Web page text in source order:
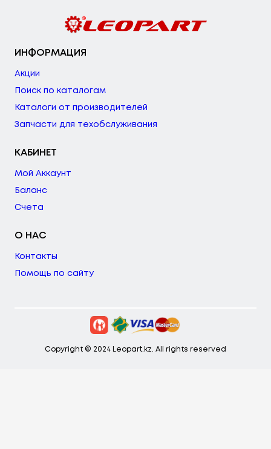
ИНФОРМАЦИЯ
Акции
Поиск по каталогам
Каталоги от производителей
Запчасти для техобслуживания
КАБИНЕТ
Мой Аккаунт
Баланс
Счета
О НАС
Контакты
Помощь по сайту
Copyright © 2024 Leopart.kz. All rights reserved